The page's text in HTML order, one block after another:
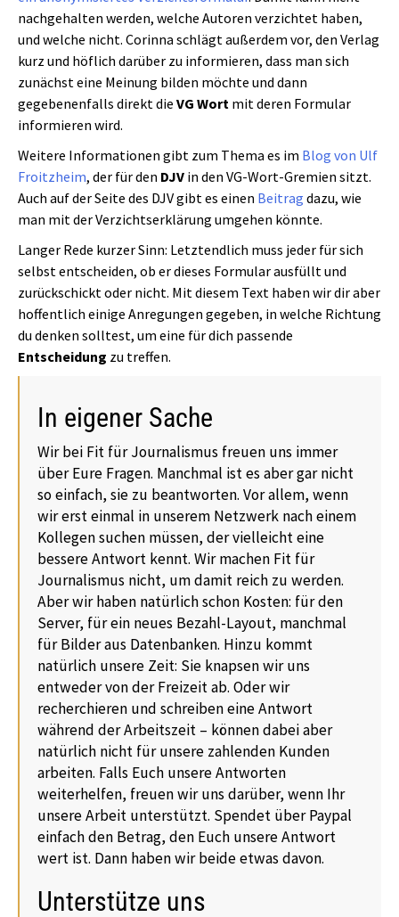
nachgehalten werden, welche Autoren verzichtet haben,
und welche nicht. Corinna schlägt außerdem vor, den Verlag
kurz und höflich darüber zu informieren, dass man sich
zunächst eine Meinung bilden möchte und dann
gegebenenfalls direkt die VG Wort mit deren Formular
informieren wird.
Weitere Informationen gibt zum Thema es im Blog von Ulf
Froitzheim, der für den DJV in den VG-Wort-Gremien sitzt.
Auch auf der Seite des DJV gibt es einen Beitrag dazu, wie
man mit der Verzichtserklärung umgehen könnte.
Langer Rede kurzer Sinn: Letztendlich muss jeder für sich
selbst entscheiden, ob er dieses Formular ausfüllt und
zurückschickt oder nicht. Mit diesem Text haben wir dir aber
hoffentlich einige Anregungen gegeben, in welche Richtung
du denken solltest, um eine für dich passende
Entscheidung zu treffen.
In eigener Sache
Wir bei Fit für Journalismus freuen uns immer
über Eure Fragen. Manchmal ist es aber gar nicht
so einfach, sie zu beantworten. Vor allem, wenn
wir erst einmal in unserem Netzwerk nach einem
Kollegen suchen müssen, der vielleicht eine
bessere Antwort kennt. Wir machen Fit für
Journalismus nicht, um damit reich zu werden.
Aber wir haben natürlich schon Kosten: für den
Server, für ein neues Bezahl-Layout, manchmal
für Bilder aus Datenbanken. Hinzu kommt
natürlich unsere Zeit: Sie knapsen wir uns
entweder von der Freizeit ab. Oder wir
recherchieren und schreiben eine Antwort
während der Arbeitszeit – können dabei aber
natürlich nicht für unsere zahlenden Kunden
arbeiten. Falls Euch unsere Antworten
weiterhelfen, freuen wir uns darüber, wenn Ihr
unsere Arbeit unterstützt. Spendet über Paypal
einfach den Betrag, den Euch unsere Antwort
wert ist. Dann haben wir beide etwas davon.
Unterstütze uns